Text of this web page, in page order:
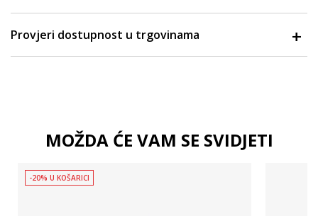
Provjeri dostupnost u trgovinama
MOŽDA ĆE VAM SE SVIDJETI
-20% U KOŠARICI